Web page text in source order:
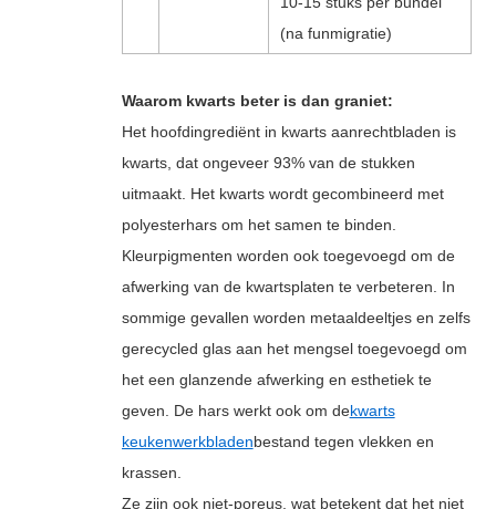
(na funmigratie)
Waarom kwarts beter is dan graniet:
Het hoofdingrediënt in kwarts aanrechtbladen is
kwarts, dat ongeveer 93% van de stukken
uitmaakt. Het kwarts wordt gecombineerd met
polyesterhars om het samen te binden.
Kleurpigmenten worden ook toegevoegd om de
afwerking van de kwartsplaten te verbeteren. In
sommige gevallen worden metaaldeeltjes en zelfs
gerecycled glas aan het mengsel toegevoegd om
het een glanzende afwerking en esthetiek te
geven. De hars werkt ook om dekwarts
keukenwerkbladenbestand tegen vlekken en
krassen.
Ze zijn ook niet-poreus, wat betekent dat het niet